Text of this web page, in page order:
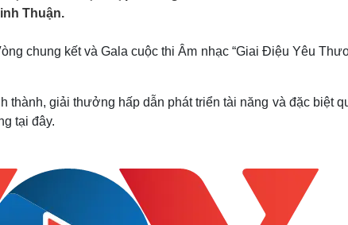
Bóng đá
Thế giới thể thao
Tư vấn
Văn hóa
Sân khấu - Điện ảnh
Giải trí
Thuận.
chung kết và Gala cuộc thi Âm nhạc “Giai Điệu Yêu
thành, giải thưởng hấp dẫn phát triển tài năng và đặc biệt
tại đây.